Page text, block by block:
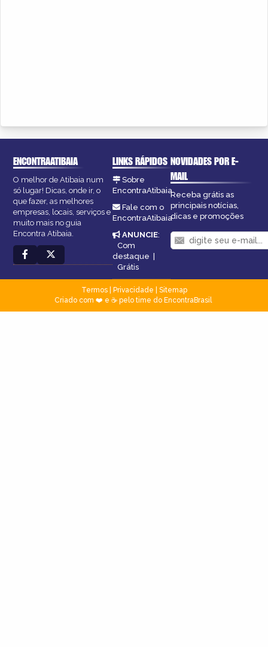
ENCONTRAATIBAIA
O melhor de Atibaia num
só lugar! Dicas, onde ir, o
que fazer, as melhores
empresas, locais, serviços e
muito mais no guia
Encontra Atibaia.
LINKS RÁPIDOS
Sobre
EncontraAtibaia
Fale com o
EncontraAtibaia
ANUNCIE:
Com
destaque |
Grátis
NOVIDADES POR E-
MAIL
Receba grátis as
principais notícias,
dicas e promoções
Termos| Privacidade
Sitemap
Criado com ❤️ e ☕ pelo time do EncontraBrasil